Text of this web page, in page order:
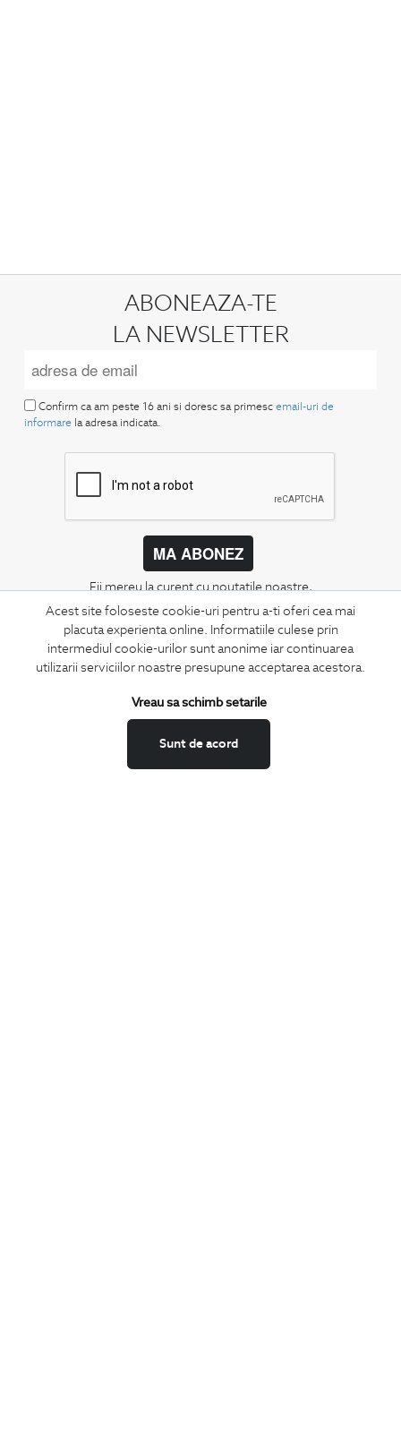
Acest site foloseste cookie-uri pentru a-ti oferi cea mai
placuta experienta online. Informatiile culese prin
intermediul cookie-urilor sunt anonime iar continuarea
utilizarii serviciilor noastre presupune acceptarea acestora.
Sunt de acord
Vreau sa schimb setarile
ABONEAZA-TE
LA NEWSLETTER
Confirm ca am peste 16 ani si doresc sa primesc email-uri de
informare la adresa indicata.
MA ABONEZ
Fii mereu la curent cu noutatile noastre,
oferte speciale si trenduri in moda masculina.
CONCIERGE
Termeni si conditii
Schimburi si retur
Securitatea datelor
Feedback site
ANPC